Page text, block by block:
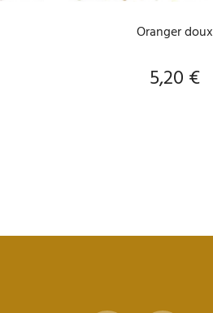
Oranger doux
Prix
5,20 €